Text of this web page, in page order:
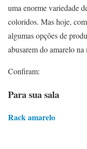
uma enorme variedade
coloridos. Mas hoje,
algumas opções de
abusarem do amarelo na
Confiram:
Para sua sala
Rack amarelo